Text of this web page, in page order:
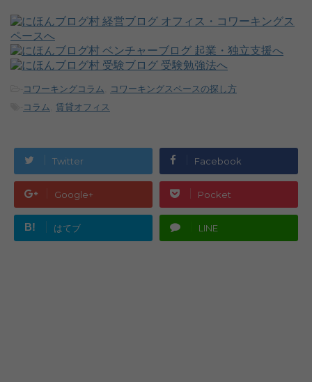
コワーキングコラム
コワーキングスペースの探し方
コラム 賃貸オフィス
Twitter Facebook
Google+ Pocket
B! はてブ LINE